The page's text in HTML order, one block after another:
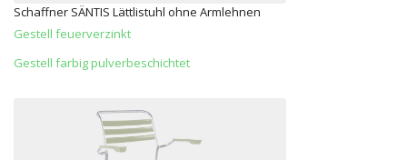
Schaffner SÄNTIS Lättlistuhl ohne Armlehnen
Gestell feuerverzinkt
Gestell farbig pulverbeschichtet